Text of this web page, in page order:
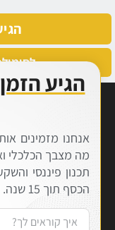
הגיע
אנחנו מזמינים
מה מצבך הכלכלי
הכסף תוך 15 שנה.